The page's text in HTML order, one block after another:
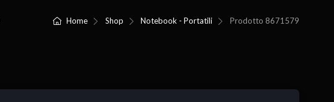
Home Shop Notebook - Portatili Prodotto 8671579